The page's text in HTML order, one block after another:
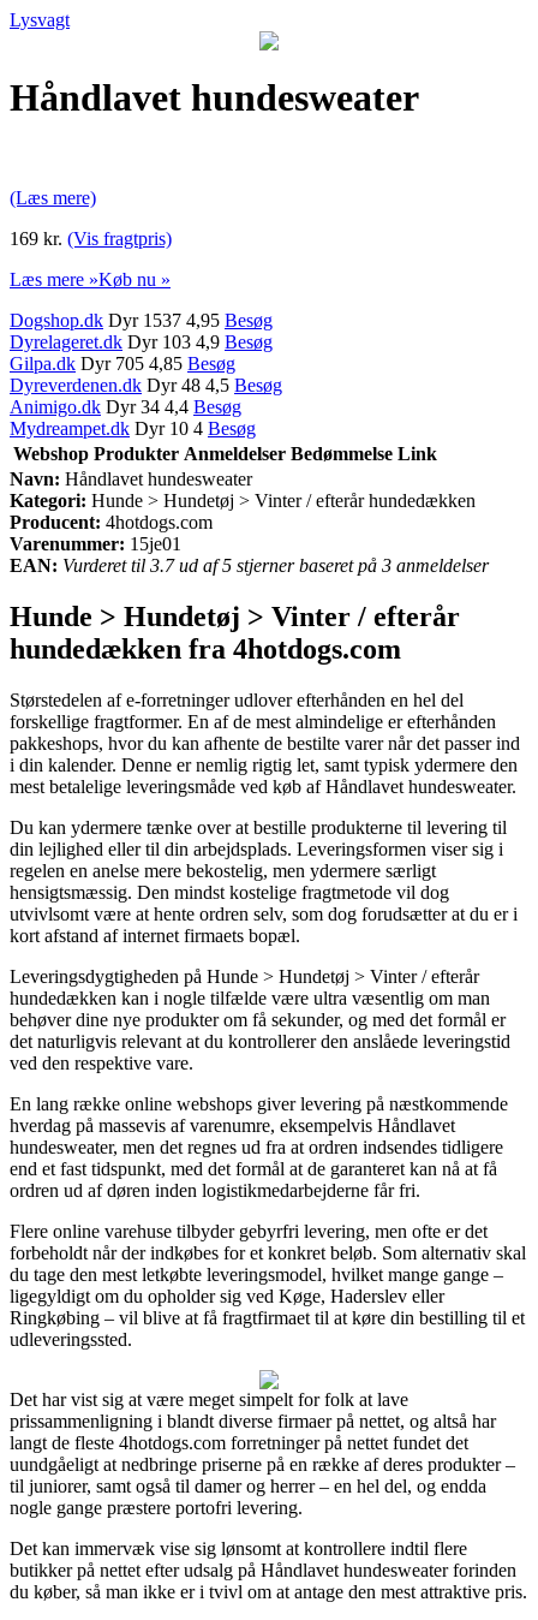
Lysvagt
Håndlavet hundesweater
(Læs mere)
169 kr. (Vis fragtpris)
Læs mere »Køb nu »
Dogshop.dk Dyr 1537 4,95 Besøg
Dyrelageret.dk Dyr 103 4,9 Besøg
Gilpa.dk Dyr 705 4,85 Besøg
Dyreverdenen.dk Dyr 48 4,5 Besøg
Animigo.dk Dyr 34 4,4 Besøg
Mydreampet.dk Dyr 10 4 Besøg
Webshop Produkter Anmeldelser Bedømmelse Link
Navn: Håndlavet hundesweater
Kategori: Hunde > Hundetøj > Vinter / efterår hundedækken
Producent: 4hotdogs.com
Varenummer: 15je01
EAN: Vurderet til 3.7 ud af 5 stjerner baseret på 3 anmeldelser
Hunde > Hundetøj > Vinter / efterår
hundedækken fra 4hotdogs.com
Størstedelen af e-forretninger udlover efterhånden en hel del
forskellige fragtformer. En af de mest almindelige er efterhånden
pakkeshops, hvor du kan afhente de bestilte varer når det passer ind
i din kalender. Denne er nemlig rigtig let, samt typisk ydermere den
mest betalelige leveringsmåde ved køb af Håndlavet hundesweater.
Du kan ydermere tænke over at bestille produkterne til levering til
din lejlighed eller til din arbejdsplads. Leveringsformen viser sig i
regelen en anelse mere bekostelig, men ydermere særligt
hensigtsmæssig. Den mindst kostelige fragtmetode vil dog
utvivlsomt være at hente ordren selv, som dog forudsætter at du er i
kort afstand af internet firmaets bopæl.
Leveringsdygtigheden på Hunde > Hundetøj > Vinter / efterår
hundedækken kan i nogle tilfælde være ultra væsentlig om man
behøver dine nye produkter om få sekunder, og med det formål er
det naturligvis relevant at du kontrollerer den anslåede leveringstid
ved den respektive vare.
En lang række online webshops giver levering på næstkommende
hverdag på massevis af varenumre, eksempelvis Håndlavet
hundesweater, men det regnes ud fra at ordren indsendes tidligere
end et fast tidspunkt, med det formål at de garanteret kan nå at få
ordren ud af døren inden logistikmedarbejderne får fri.
Flere online varehuse tilbyder gebyrfri levering, men ofte er det
forbeholdt når der indkøbes for et konkret beløb. Som alternativ skal
du tage den mest letkøbte leveringsmodel, hvilket mange gange –
ligegyldigt om du opholder sig ved Køge, Haderslev eller
Ringkøbing – vil blive at få fragtfirmaet til at køre din bestilling til et
udleveringssted.
Det har vist sig at være meget simpelt for folk at lave
prissammenligning i blandt diverse firmaer på nettet, og altså har
langt de fleste 4hotdogs.com forretninger på nettet fundet det
uundgåeligt at nedbringe priserne på en række af deres produkter –
til juniorer, samt også til damer og herrer – en hel del, og endda
nogle gange præstere portofri levering.
Det kan immervæk vise sig lønsomt at kontrollere indtil flere
butikker på nettet efter udsalg på Håndlavet hundesweater forinden
du køber, så man ikke er i tvivl om at antage den mest attraktive pris.